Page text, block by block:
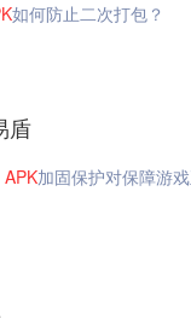
如何防止二次打包？
盾
APK加固保护对保障游